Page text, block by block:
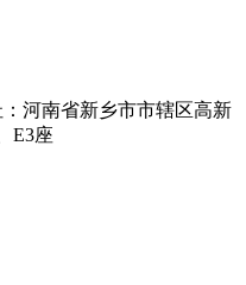
河南省新乡市市辖区高新
E3座